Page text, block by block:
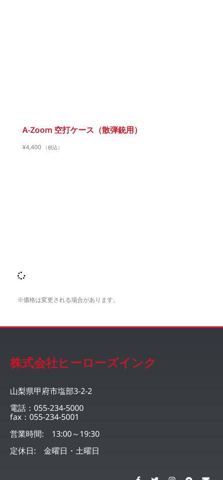
A-Zoom 空打ケース（散弾銃用）
¥4,400 （税込）
※価格は変更される場合があります。
株式会社ヒーローズインク
山梨県甲府市塩部3-2-2
電話：055-234-5000
fax：055-234-5001
営業時間: 13:00～19:30
定休日: 金曜日・土曜日